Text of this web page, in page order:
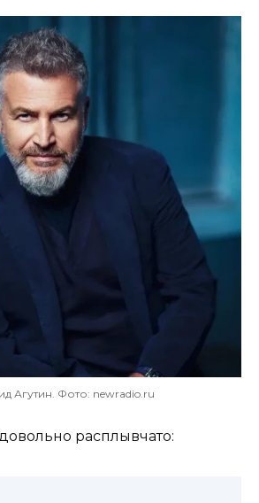
Агутин. Фото: newradio.ru
расплывчато: